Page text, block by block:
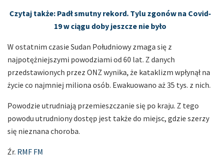
Czytaj także: Padł smutny rekord. Tylu zgonów na Covid-
19 w ciągu doby jeszcze nie było
W ostatnim czasie Sudan Południowy zmaga się z
najpotężniejszymi powodziami od 60 lat. Z danych
przedstawionych przez ONZ wynika, że kataklizm wpłynął na
życie co najmniej miliona osób. Ewakuowano aż 35 tys. z nich.
Powodzie utrudniają przemieszczanie się po kraju. Z tego
powodu utrudniony dostęp jest także do miejsc, gdzie szerzy
się nieznana choroba.
Źr. RMF FM